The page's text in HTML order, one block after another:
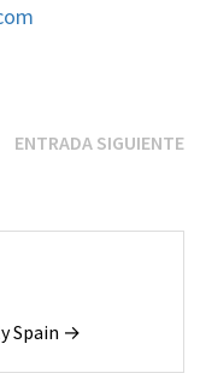
ENTRADA SIGUIENTE
Spain →